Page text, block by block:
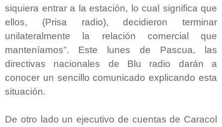
siquiera entrar a la estación, lo cual significa que
ellos, (Prisa radio), decidieron terminar
unilateralmente la relación comercial que
manteníamos”. Este lunes de Pascua, las
directivas nacionales de Blu radio darán a
conocer un sencillo comunicado explicando esta
situación.
De otro lado un ejecutivo de cuentas de Caracol